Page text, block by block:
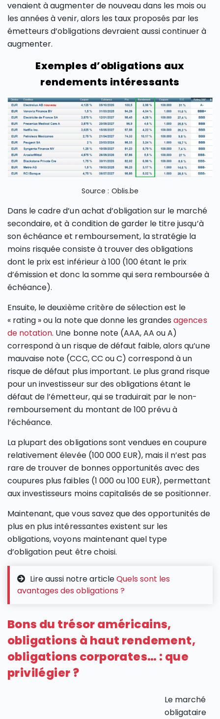
venaient à augmenter de nouveau dans les mois ou
les années à venir, alors les taux proposés par les
émetteurs d’obligations devraient aussi continuer à
augmenter.
Exemples d’obligations aux
rendements intéressants
Source : Oblis.be
Dans le cadre d’un achat d’obligation sur le marché
secondaire, et à condition de garder le titre jusqu’à
son échéance et remboursement, la stratégie la
moins risquée consiste à trouver des obligations
dont le prix est inférieur à 100 (100 étant le prix
d’émission et donc la somme qui sera remboursée à
échéance).
Ensuite, le deuxième critère de sélection est le
« rating » ou la note que donne les grandesagences
de notation. Une bonne note (AAA, AA ou A)
correspond à un risque de défaut faible, alors qu’une
mauvaise note (CCC, CC ou C) correspond à un
risque de défaut plus important. Le plus grand risque
pour un investisseur sur des obligations étant le
défaut de l’émetteur, qui se traduirait par le non-
remboursement du montant de 100 prévu à
l’échéance.
La plupart des obligations sont vendues en coupure
relativement élevée (100 000 EUR), mais il n’est pas
rare de trouver de bonnes opportunités avec des
coupures plus faibles (1 000 ou 100 EUR), permettant
aux investisseurs moins capitalisés de se positionner.
Maintenant, que vous savez que des opportunités de
plus en plus intéressantes existent sur les
obligations, voyons maintenant quel type
d’obligation peut être choisi.
Lire aussi notre articleQuels sont les
avantages des obligations ?
Bons du trésor américains,
obligations à haut rendement,
obligations corporates… : que
privilégier ?
Le marché
obligataire